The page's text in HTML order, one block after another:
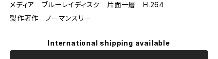
メディア ブルーレイディスク 片面一層 H.264
製作著作 ノーマンスリー
International shipping available